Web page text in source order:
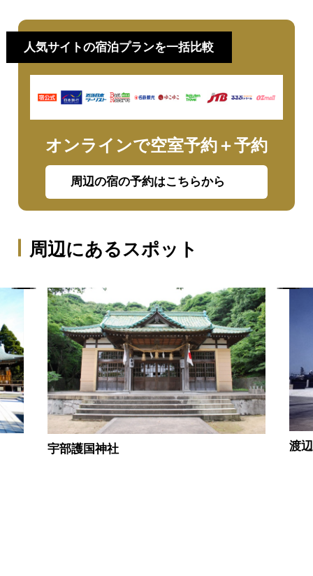
も
人気サイトの宿泊プランを一括比較
オンラインで空室予約＋予約
周辺の宿の予約はこちらから
周辺にあるスポット
宇部護国神社 渡